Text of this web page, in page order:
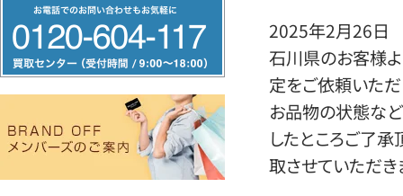
リ
ー
ヤ
2025年2月26日
石川県のお客様よ
定をご依頼いただ
お品物の状態など
したところご了
取させていただき